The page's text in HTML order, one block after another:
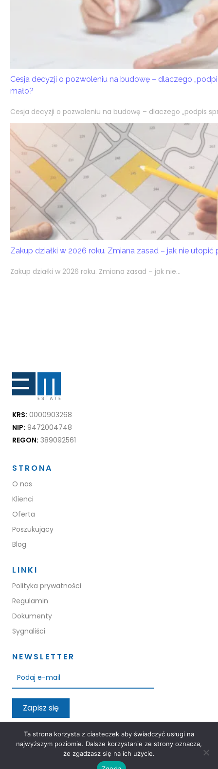
Cesja decyzji o pozwoleniu na budowę – dlaczego
mało?
Cesja decyzji o pozwoleniu na budowę – dlaczego „podpis
Zakup działki w 2026 roku. Zmiana zasad – jak nie utopić
Zakup działki w 2026 roku. Zmiana zasad – jak nie...
KRS: 0000903268
NIP: 9472004748
REGON: 389092561
STRONA
O nas
Klienci
Oferta
Poszukujący
Blog
LINKI
Polityka prywatności
Regulamin
Dokumenty
Sygnaliści
NEWSLETTER
Zapisz się
Ta strona korzysta z ciasteczek aby świadczyć usługi na
najwyższym poziomie. Dalsze korzystanie ze strony oznacza,
że zgadzasz się na ich użycie.